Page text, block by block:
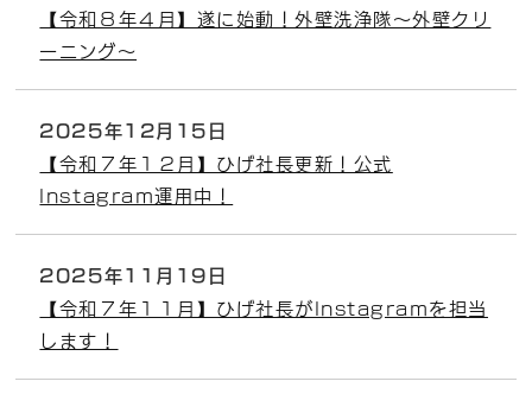
【令和８年４月】遂に始動！外壁洗浄隊～外壁クリ
ーニング～
2025年12月15日
【令和７年１２月】ひげ社長更新！公式
Instagram運用中！
2025年11月19日
【令和７年１１月】ひげ社長がInstagramを担当
します！